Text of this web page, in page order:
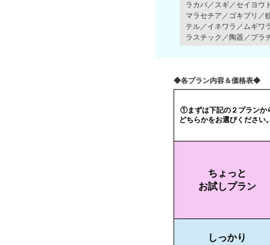
ラカバ／スギ／セイヨウ
マラセチア／ゴキブリ／
テル／イネワラ／ムギワ
ラスチック／陶器／プラ
◆各プラン内容＆価格表◆
①まずは下記の２プランか
どちらかをお選びください
ちょっと
お試しプラン
しっかり